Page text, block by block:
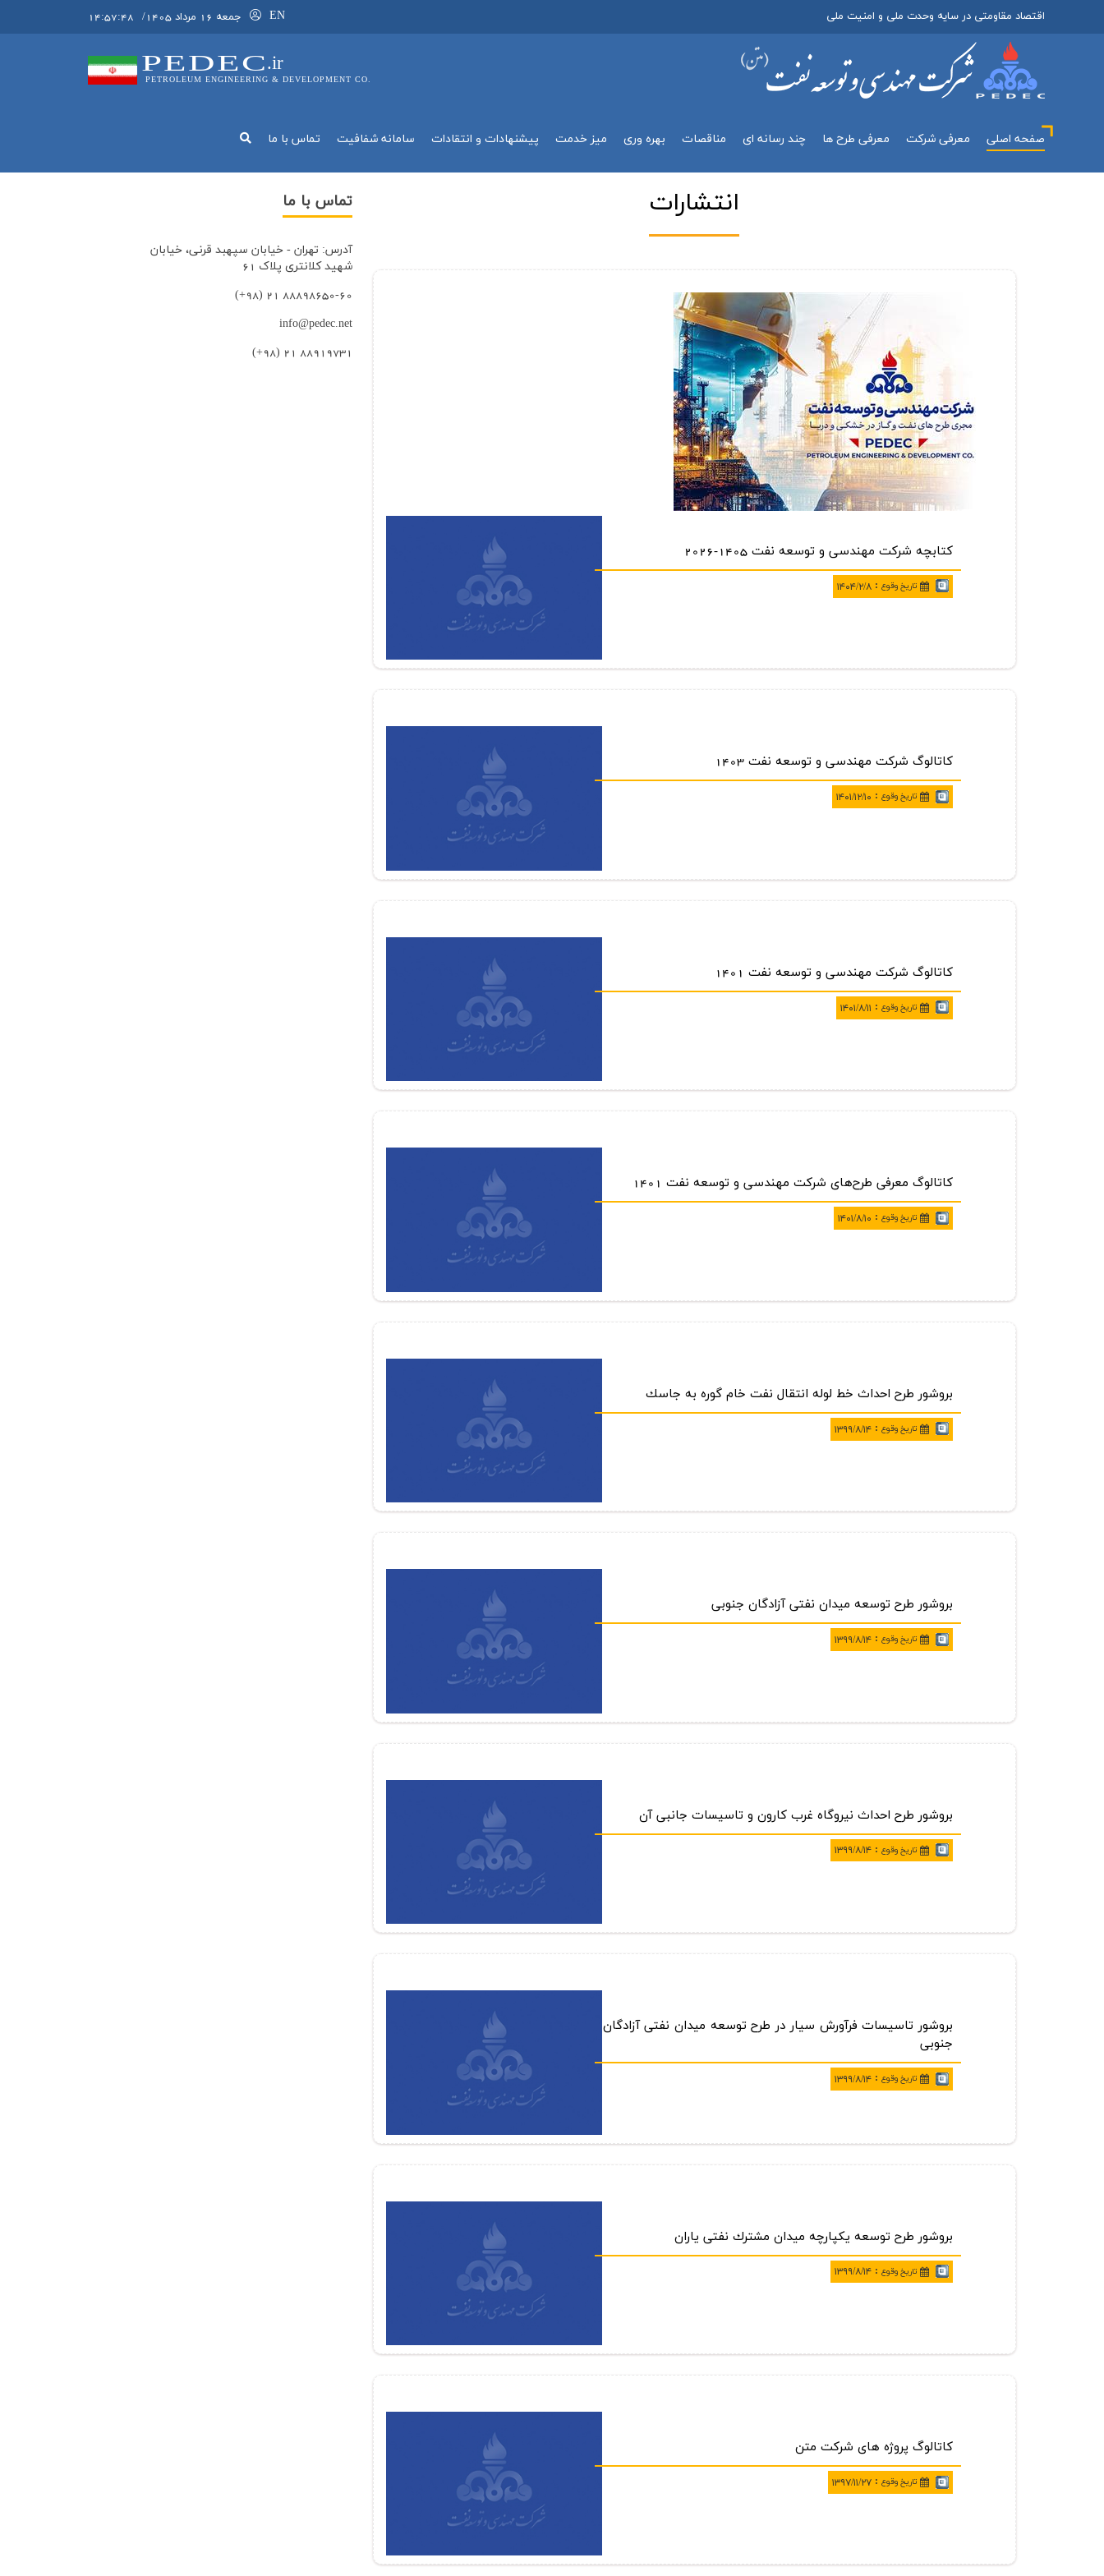
اقتصاد مقاومتی در سایه وحدت ملی و امنیت ملی EN جمعه 16 مرداد 1405 /
14:57:49
PEDEC.ir
PETROLEUM ENGINEERING & DEVELOPMENT CO.
صفحه اصلی معرفي شركت معرفی طرح ها چند رسانه اي مناقصات بهره وري میز خدمت پیشنهادات و انتقادات سامانه شفافيت تماس با ما
انتشارات
كتابچه شركت مهندسی و توسعه نفت 1405-2026
تاريخ وقوع :۱۴۰۴/۲/۸
كاتالوگ شركت مهندسی و توسعه نفت 1403
تاريخ وقوع : ۱۴۰۱/۱۲/۱۰
كاتالوگ شركت مهندسي و توسعه نفت 1401
تاريخ وقوع : ۱۴۰۱/۸/۱۱
كاتالوگ معرفی طرح‌های شركت مهندسی و توسعه نفت 1401
تاريخ وقوع : ۱۴۰۱/۸/۱۰
بروشور طرح احداث خط لوله انتقال نفت خام گوره به جاسك
تاريخ وقوع :۱۳۹۹/۸/۱۴
بروشور طرح توسعه ميدان نفتي آزادگان جنوبي
تاريخ وقوع :۱۳۹۹/۸/۱۴
بروشور طرح احداث نيروگاه غرب كارون و تاسيسات جانبي آن
تاريخ وقوع :۱۳۹۹/۸/۱۴
بروشور تاسيسات فرآورش سيار در طرح توسعه ميدان نفتي آزادگان
جنوبي
تاريخ وقوع :۱۳۹۹/۸/۱۴
بروشور طرح توسعه یكپارچه میدان مشترك نفتی یاران
تاريخ وقوع :۱۳۹۹/۸/۱۴
كاتالوگ پروژه هاي شركت متن
تاريخ وقوع :۱۳۹۷/۱۱/۲۷
تماس با ما
آدرس: تهران - خیابان سپهبد قرنی، خیابان
شهید کلانتری پلاک 61
(+98) 21 88898650-60
info@pedec.net
(+98) 21 88919731